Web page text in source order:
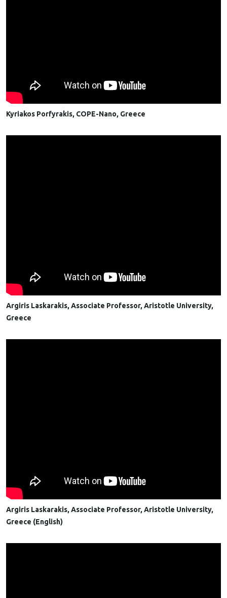
Kyriakos Porfyrakis, COPE-Nano, Greece
Argiris Laskarakis, Associate Professor, Aristotle University,
Greece
Argiris Laskarakis, Associate Professor, Aristotle University,
Greece (English)